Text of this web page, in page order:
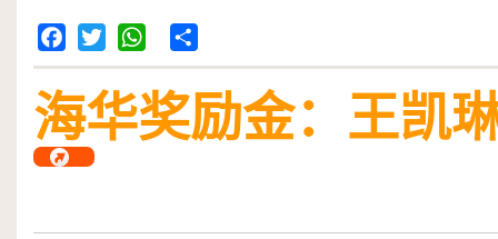
Facebook
TwitterWhatsApp
Share
海华奖励金：王凯